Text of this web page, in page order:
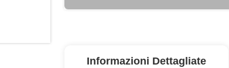
Informazioni Dettagliate